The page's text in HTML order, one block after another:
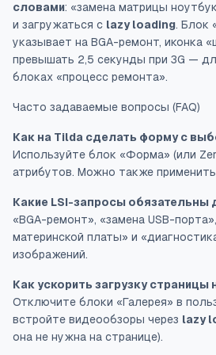
словами: «замена матрицы
и загружаться с lazy loading. Блок
указывает на BGA-ремонт, иконка
превышать 2,5 секунды при 3G —
блоках «процесс ремонта».
Часто задаваемые вопросы (FAQ)
Как на Tilda сделать форму с
Используйте блок «Форма» (или
атрибутов. Можно также применить
Какие LSI-запросы обязательны
«BGA-ремонт», «замена USB-
материнской платы» и
изображений.
Как ускорить загрузку
Отключите блоки «Галерея» в
встройте видеообзоры через lazy
она не нужна на странице).